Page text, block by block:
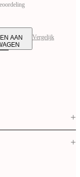
AAN
Vergelijk